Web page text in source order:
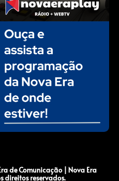
de Comunicação | Nova Era
direitos reservados.